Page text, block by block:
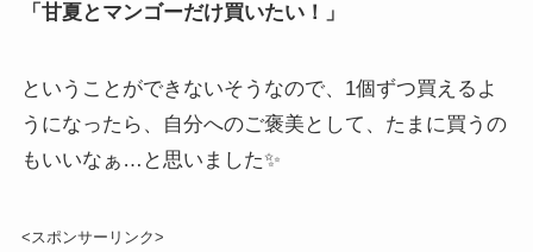
「甘夏とマンゴーだけ買いたい！」
ということができないそうなので、1個ずつ買えるよ
うになったら、自分へのご褒美として、たまに買うの
もいいなぁ…と思いました✨
<スポンサーリンク>